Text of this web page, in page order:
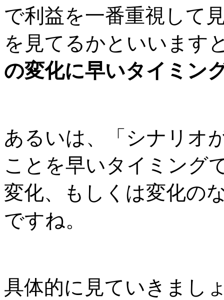
で利益を一番重視して
を見てるかといいます
の変化に早いタイミン
あるいは、「シナリオ
ことを早いタイミング
変化、もしくは変化の
ですね。
具体的に見ていきまし